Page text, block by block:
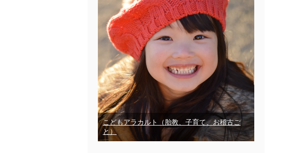
こどもアラカルト（胎教、子育て、お稽古ご
と）